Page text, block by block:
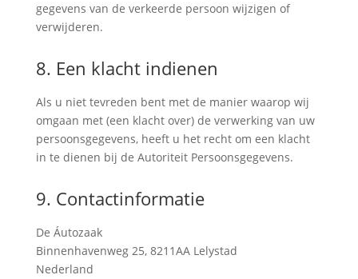
gegevens van de verkeerde persoon wijzigen of
verwijderen.
8. Een klacht indienen
Als u niet tevreden bent met de manier waarop wij
omgaan met (een klacht over) de verwerking van uw
persoonsgegevens, heeft u het recht om een klacht
in te dienen bij de Autoriteit Persoonsgegevens.
9. Contactinformatie
De Áutozaak
Binnenhavenweg 25, 8211AA Lelystad
Nederland